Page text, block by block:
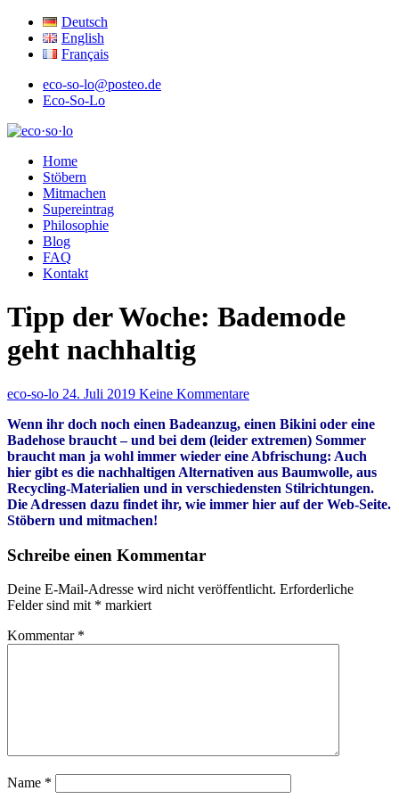
Deutsch
English
Français
eco-so-lo@posteo.de
Eco-So-Lo
eco·so·lo
Home
Stöbern
Mitmachen
Supereintrag
Philosophie
Blog
FAQ
Kontakt
Tipp der Woche: Bademode
geht nachhaltig
eco-so-lo 24. Juli 2019 Keine Kommentare
Wenn ihr doch noch einen Badeanzug, einen Bikini oder eine
Badehose braucht – und bei dem (leider extremen) Sommer
braucht man ja wohl immer wieder eine Abfrischung: Auch
hier gibt es die nachhaltigen Alternativen aus Baumwolle, aus
Recycling-Materialien und in verschiedensten Stilrichtungen.
Die Adressen dazu findet ihr, wie immer hier auf der Web-Seite.
Stöbern und mitmachen!
Schreibe einen Kommentar
Deine E-Mail-Adresse wird nicht veröffentlicht. Erforderliche
Felder sind mit * markiert
Kommentar *
Name *